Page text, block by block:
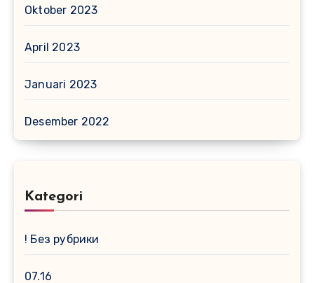
Oktober 2023
April 2023
Januari 2023
Desember 2022
Kategori
! Без рубрики
07.16